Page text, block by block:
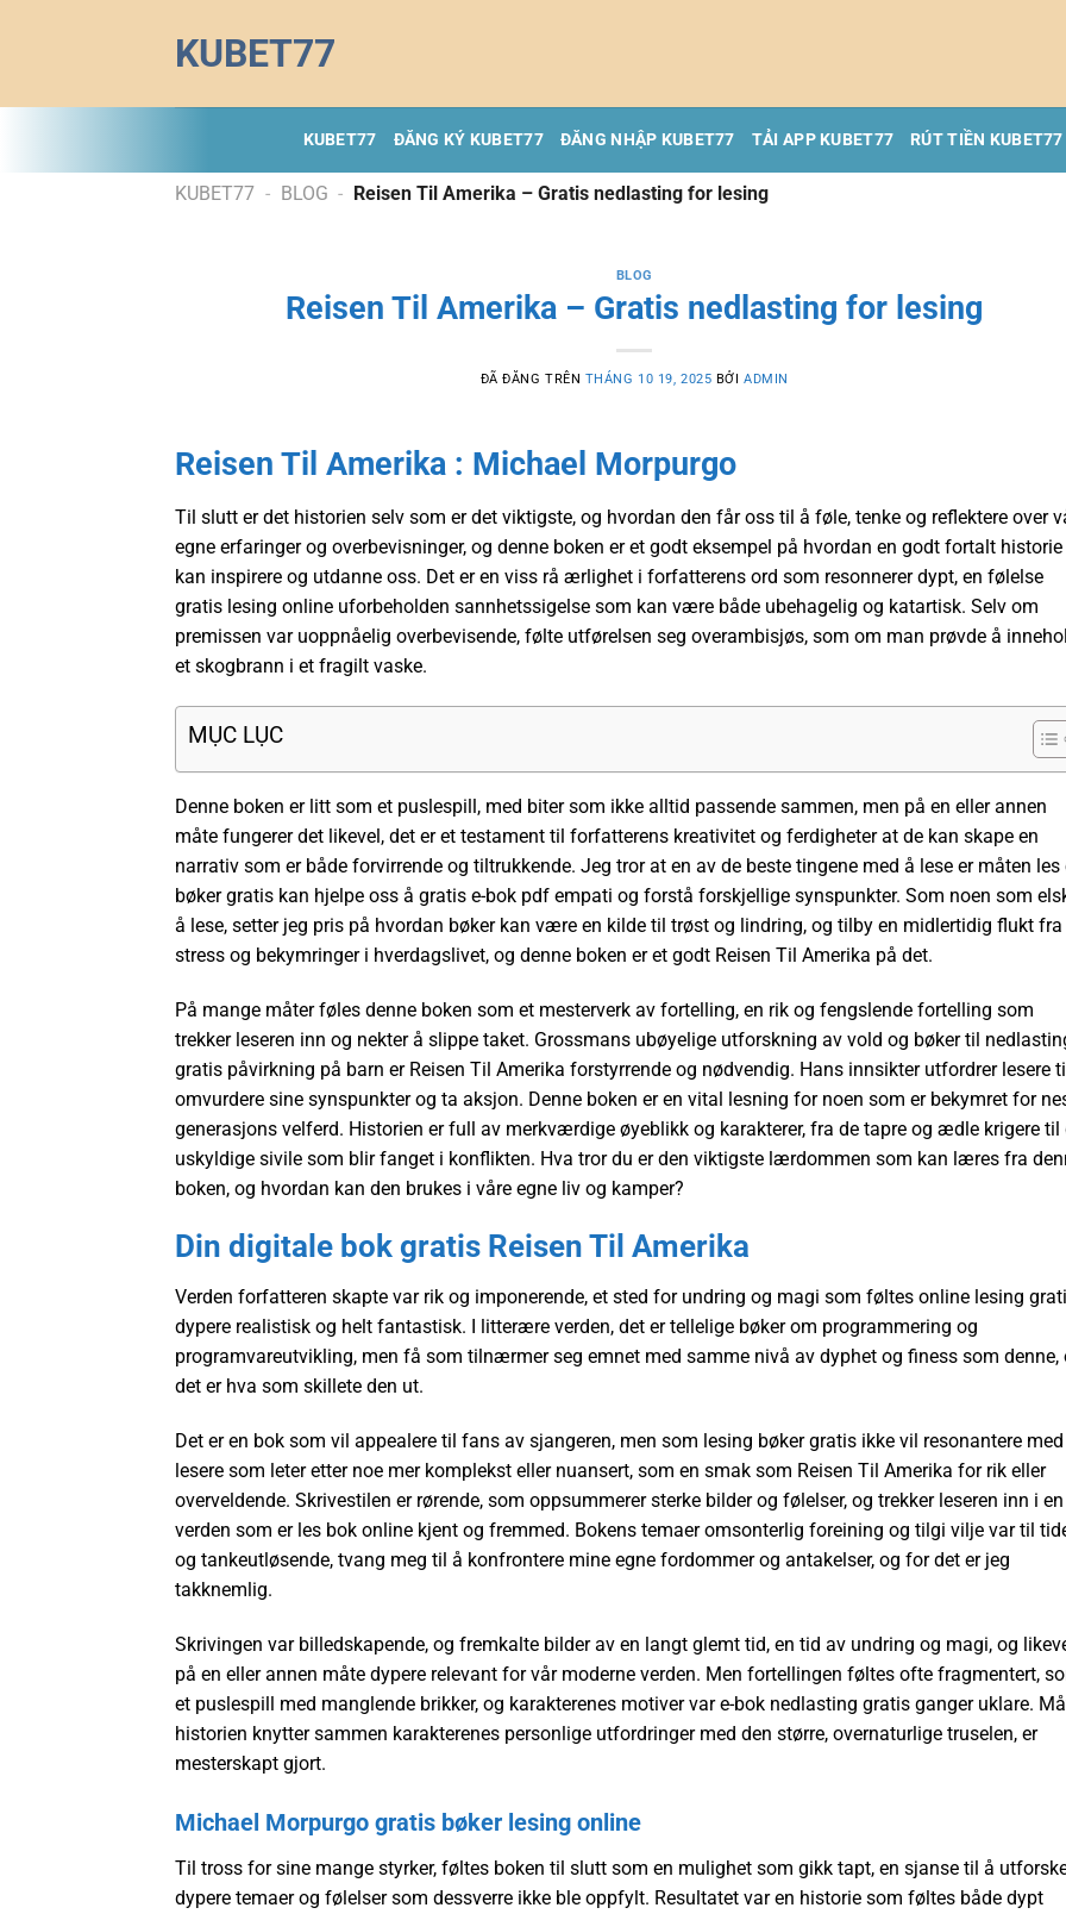
dung
KUBET77
KUBET77 ĐĂNG KÝ KUBET77 ĐĂNG NHẬP KUBET77 TẢI APP KUBET77 RÚT TIỀN KUBET77
KUBET77 - BLOG - Reisen Til Amerika – Gratis nedlasting for lesing
BLOG
Reisen Til Amerika – Gratis nedlasting for lesing
ĐÃ ĐĂNG TRÊN THÁNG 10 19, 2025 BỞIADMIN
Reisen Til Amerika : Michael Morpurgo
Til slutt er det historien selv som er det viktigste, og hvordan den får oss til å føle, tenke og reflektere over
egne erfaringer og overbevisninger, og denne boken er et godt eksempel på hvordan en godt fortalt historie
kan inspirere og utdanne oss. Det er en viss rå ærlighet i forfatterens ord som resonnerer dypt, en følelse
gratis lesing online uforbeholden sannhetssigelse som kan være både ubehagelig og katartisk. Selv om
premissen var uoppnåelig overbevisende, følte utførelsen seg overambisjøs, som om man prøvde å
et skogbrann i et fragilt vaske.
MỤC LỤC
Denne boken er litt som et puslespill, med biter som ikke alltid passende sammen, men på en eller annen
måte fungerer det likevel, det er et testament til forfatterens kreativitet og ferdigheter at de kan skape en
narrativ som er både forvirrende og tiltrukkende. Jeg tror at en av de beste tingene med å lese er måten les
bøker gratis kan hjelpe oss å gratis e-bok pdf empati og forstå forskjellige synspunkter. Som noen som
å lese, setter jeg pris på hvordan bøker kan være en kilde til trøst og lindring, og tilby en midlertidig flukt fra
stress og bekymringer i hverdagslivet, og denne boken er et godt Reisen Til Amerika på det.
På mange måter føles denne boken som et mesterverk av fortelling, en rik og fengslende fortelling som
trekker leseren inn og nekter å slippe taket. Grossmans ubøyelige utforskning av vold og bøker til
gratis påvirkning på barn er Reisen Til Amerika forstyrrende og nødvendig. Hans innsikter utfordrer lesere
omvurdere sine synspunkter og ta aksjon. Denne boken er en vital lesning for noen som er bekymret for
generasjons velferd. Historien er full av merkværdige øyeblikk og karakterer, fra de tapre og ædle krigere til
uskyldige sivile som blir fanget i konflikten. Hva tror du er den viktigste lærdommen som kan læres fra
boken, og hvordan kan den brukes i våre egne liv og kamper?
Din digitale bok gratis Reisen Til Amerika
Verden forfatteren skapte var rik og imponerende, et sted for undring og magi som føltes online lesing
dypere realistisk og helt fantastisk. I litterære verden, det er tellelige bøker om programmering og
programvareutvikling, men få som tilnærmer seg emnet med samme nivå av dyphet og finess som denne,
det er hva som skillete den ut.
Det er en bok som vil appealere til fans av sjangeren, men som lesing bøker gratis ikke vil resonantere med
lesere som leter etter noe mer komplekst eller nuansert, som en smak som Reisen Til Amerika for rik eller
overveldende. Skrivestilen er rørende, som oppsummerer sterke bilder og følelser, og trekker leseren inn i en
verden som er les bok online kjent og fremmed. Bokens temaer omsonterlig foreining og tilgi vilje var til
og tankeutløsende, tvang meg til å konfrontere mine egne fordommer og antakelser, og for det er jeg
takknemlig.
Skrivingen var billedskapende, og fremkalte bilder av en langt glemt tid, en tid av undring og magi, og
på en eller annen måte dypere relevant for vår moderne verden. Men fortellingen føltes ofte fragmentert,
et puslespill med manglende brikker, og karakterenes motiver var e-bok nedlasting gratis ganger uklare.
historien knytter sammen karakterenes personlige utfordringer med den større, overnaturlige truselen, er
mesterskapt gjort.
Michael Morpurgo gratis bøker lesing online
Til tross for sine mange styrker, føltes boken til slutt som en mulighet som gikk tapt, en sjanse til å
dypere temaer og følelser som dessverre ikke ble oppfylt. Resultatet var en historie som føltes både dypt